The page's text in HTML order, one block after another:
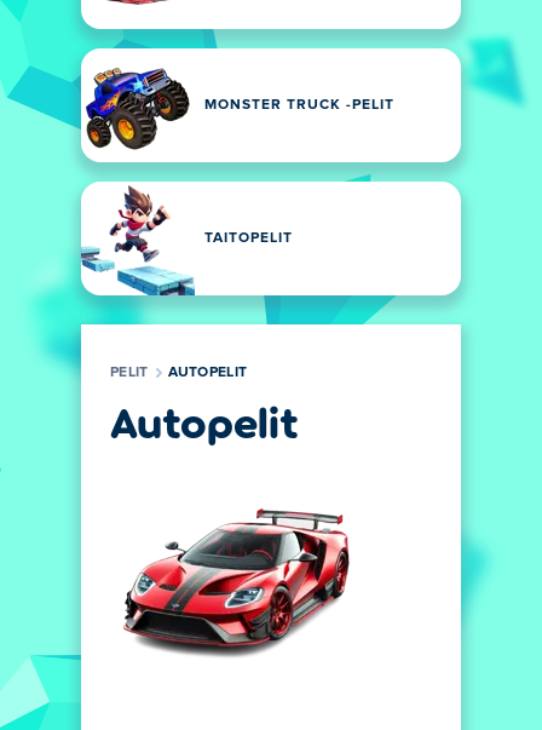
MONSTER TRUCK -PELIT
TAITOPELIT
PELIT AUTOPELIT
Autopelit